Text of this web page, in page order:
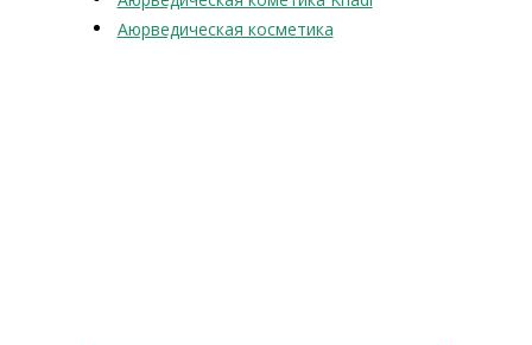
Аюрведическая косметика